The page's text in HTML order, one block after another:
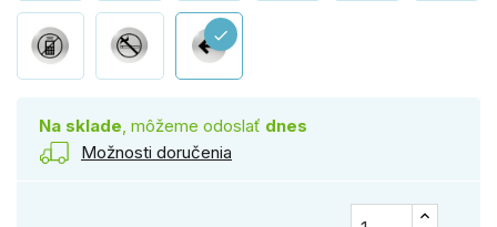
check
Na sklade, môžeme odoslať dnes
Možnosti doručenia